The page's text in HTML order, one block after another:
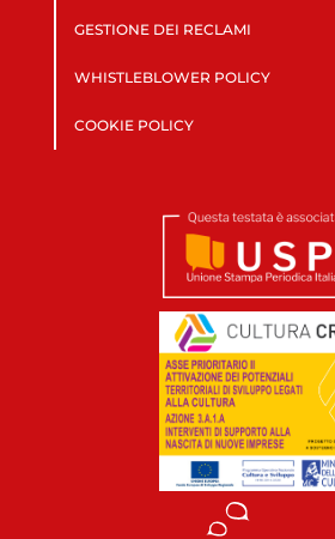
GESTIONE DEI RECLAMI
WHISTLEBLOWER POLICY
COOKIE POLICY